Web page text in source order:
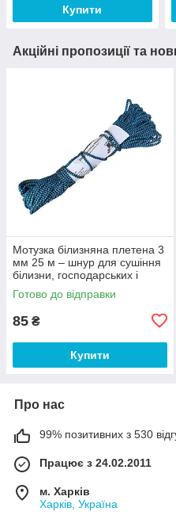
Купити
Акційні пропозиції та
Мотузка білизняна плетена 3
мм 25 м – шнур для сушіння
білизни, господарських і
побутових робіт
Готово до відправки
85 ₴
Купити
Про нас
99% позитивних з 530
Працює з 24.02.2011
м. Харків
Харків, Україна